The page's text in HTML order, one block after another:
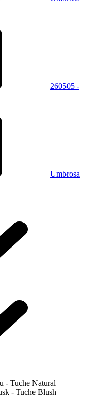
260505 -
Umbrosa